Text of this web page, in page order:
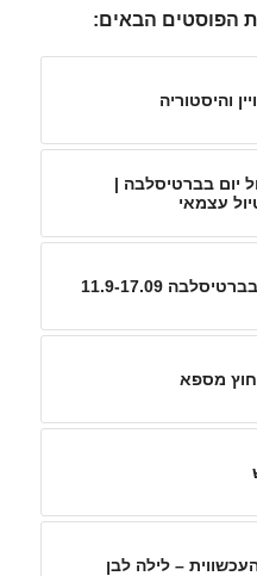
הפוסטים הבאים:
והיסטוריה
יום בברטיסלבה |
עצמאי
11.9-17.09
חוץ מספא
– לילה לבן